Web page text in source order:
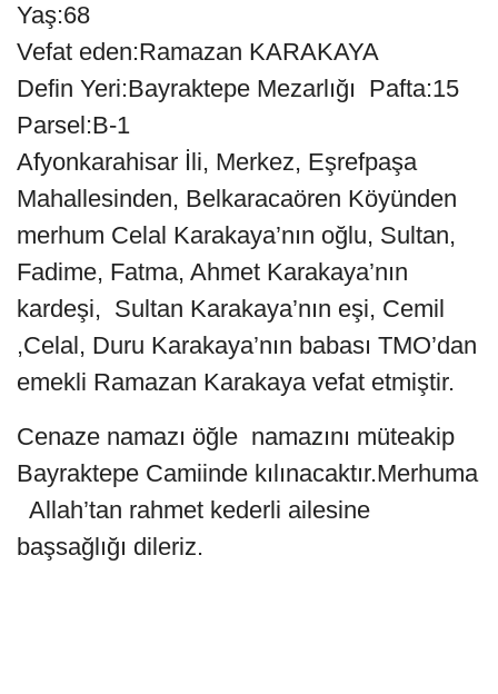
Yaş:68
Vefat eden:Ramazan KARAKAYA
Defin Yeri:Bayraktepe Mezarlığı Pafta:15
Parsel:B-1
Afyonkarahisar İli, Merkez, Eşrefpaşa
Mahallesinden, Belkaracaören Köyünden
merhum Celal Karakaya’nın oğlu, Sultan,
Fadime, Fatma, Ahmet Karakaya’nın
kardeşi, Sultan Karakaya’nın eşi, Cemil
,Celal, Duru Karakaya’nın babası TMO’dan
emekli Ramazan Karakaya vefat etmiştir.
Cenaze namazı öğle namazını müteakip
Bayraktepe Camiinde kılınacaktır.Merhuma
Allah’tan rahmet kederli ailesine
başsağlığı dileriz.